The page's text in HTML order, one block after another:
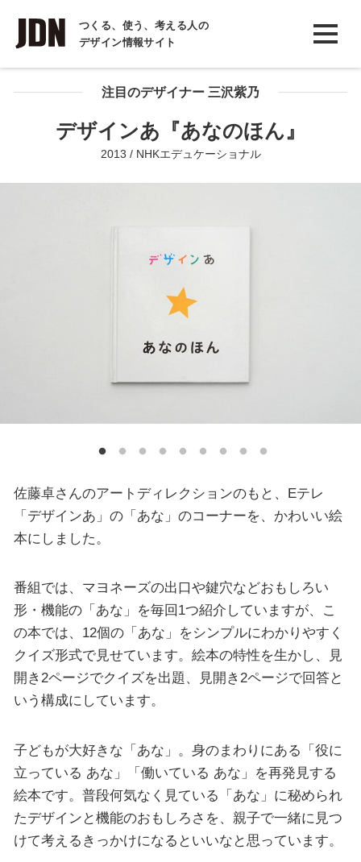
つくる、使う、考える人の
デザイン情報サイト
INTERVIEW
インタビュー
REPORT
COLUMN
注目のデザイナー 三沢紫乃
デザインあ『あなのほん』
2013 / NHKエデュケーショナル
佐藤卓さんのアートディレクションのもと、Eテレ
「デザインあ」の「あな」のコーナーを、かわいい絵
本にしました。
番組では、マヨネーズの出口や鍵穴などおもしろい
形・機能の「あな」を毎回1つ紹介していますが、こ
の本では、12個の「あな」をシンプルにわかりやすく
クイズ形式で見せています。絵本の特性を生かし、見
開き2ページでクイズを出題、見開き2ページで回答と
いう構成にしています。
子どもが大好きな「あな」。身のまわりにある「役に
立っている あな」「働いている あな」を再発見する
絵本です。普段何気なく見ている「あな」に秘められ
たデザインと機能のおもしろさを、親子で一緒に見つ
けて考えるきっかけになるといいなと思っています。